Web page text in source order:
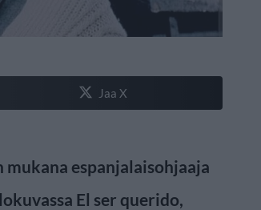
Jaa X
espanjalaisohjaaja
El ser querido,